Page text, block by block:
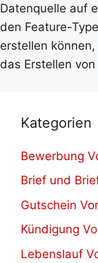
Datenquelle auf
den Feature-
erstellen
das Erstellen
Kategorien
Bewerbung
Brief und
Gutschein
Kündigung
Lebenslauf